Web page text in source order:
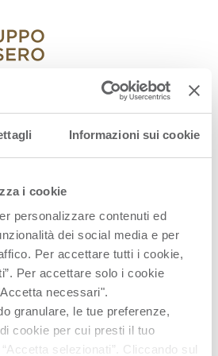
Informazioni sui cookie
i cookie
personalizzare contenuti ed
dei social media e per
Per accettare tutti i cookie,
Per accettare solo i cookie
necessari".
granulare, le tue preferenze,
cookie per cui presti il tuo
selezionati”. Cliccando sul